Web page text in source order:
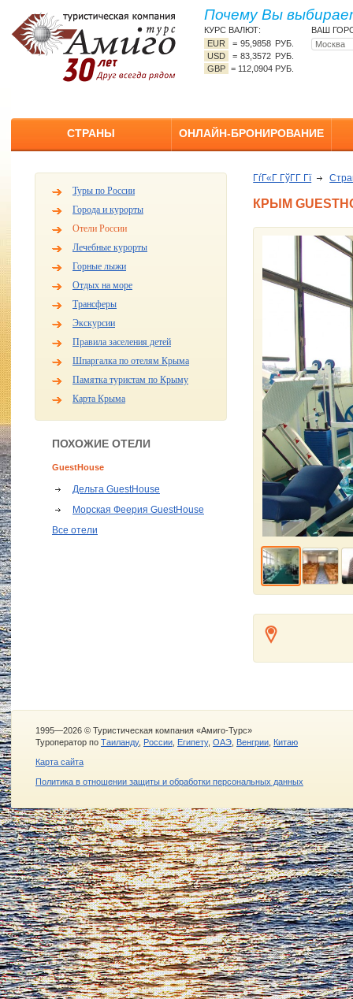
Почему Вы
КУРС ВАЛЮТ:
EUR
=95,9858 РУБ.
USD
=83,3572 РУБ.
GBP = 112,0904 РУБ.
ВАШ
СТРАНЫ ОНЛАЙН-БРОНИРОВАНИЕ
Туры по России
Города и курорты
Отели России
Лечебные курорты
Горные лыжи
Отдых на море
Трансферы
Экскурсии
Правила заселения детей
Шпаргалка по отелям Крыма
Памятка туристам по Крыму
Карта Крыма
ПОХОЖИЕ ОТЕЛИ
GuestHouse
Дельта GuestHouse
Морская Феерия GuestHouse
Все отели
ГѓГ«Г ГўГ­Г Гї
КРЫМ
1995—2026 © Туристическая компания «Амиго-Турс»
Туроператор по Таиланду, России Египету, ОАЭ Венгрии Китаю
Карта сайта
Политика в отношении защиты и обработки персональных данных